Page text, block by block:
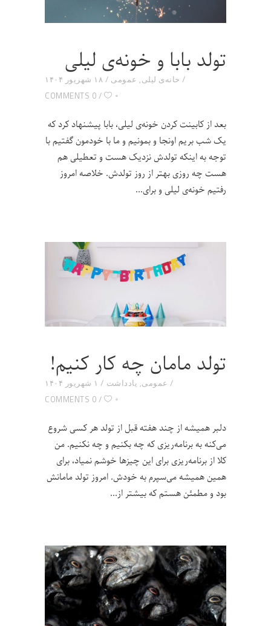
تولد بابا و خونه‌ی لیلی
۱۸ شهریور ۱۴۰۴ خانه‌ی لیلی, عمومی
0 COMMENTS
۰
بعد از کابینت کردن خونه‌ی لیلی، بابا پیشنهاد کرد که
یک شب بریم اونجا و بمونیم و ما با خودمون گفتیم با
توجه به اینکه تولدش نزدیک هست و تعطیلی هم
هست چه روزی بهتر از روز تولدش. خلاصه امروز
رفتیم خونه‌ی لیلی و برای
تولد مامان چه کار کنیم!
۱ شهریور ۱۴۰۴ عمومی, یادداشت
0 COMMENTS
۰
دلبر همیشه از چند هفته قبل از تولد هر کسی شروع
می‌کنه به برنامه‌ریزی که چه بکنیم و چه نکنیم. من
کلا از برنامه‌ریزی برای این چیزها خوشم نمیاد، برای
همین همیشه می‌سپرم به خودش. امروز تولد مامانش
بود و مطمئن هستم که بیشتر از